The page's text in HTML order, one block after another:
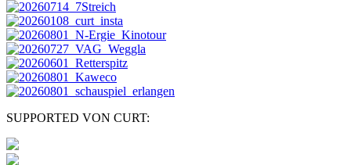
SUPPORTED VON CURT: